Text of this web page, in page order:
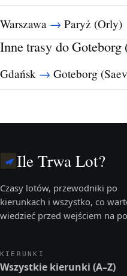
Warszawa → Paryż (Orly)
Inne trasy do Goteborg
Gdańsk → Goteborg
Ile Trwa Lot?
Czasy lotów, przewodniki po
kierunkach i wszystko, co
wiedzieć przed wejściem na
KIERUNKI
Wszystkie kierunki (A–Z)